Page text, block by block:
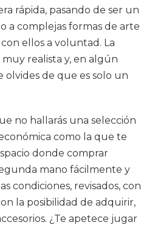
rápida, pasando de ser un
a complejas formas de arte
ellos a voluntad. La
realista y, en algún
de que es solo un
no hallarás una selección
como la que te
donde comprar
mano fácilmente y
condiciones, revisados, con
la posibilidad de adquirir,
¿Te apetece jugar